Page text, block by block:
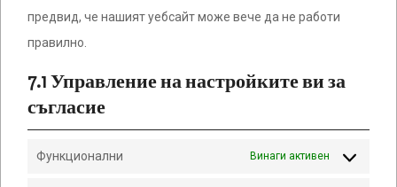
предвид, че нашият уебсайт може вече да не работи
правилно.
7.1 Управление на настройките ви за
съгласие
Функционални Винаги активен